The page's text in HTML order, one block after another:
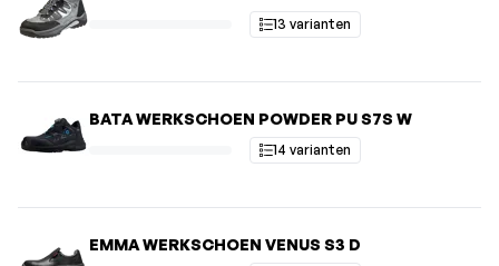
13 varianten
BATA WERKSCHOEN POWDER PU S7S W
14 varianten
EMMA WERKSCHOEN VENUS S3 D